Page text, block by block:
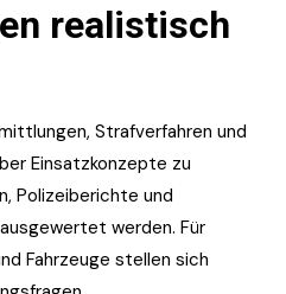
realistisch
Strafverfahren und
Einsatzkonzepte zu
Polizeiberichte und
werden. Für
Fahrzeuge stellen sich